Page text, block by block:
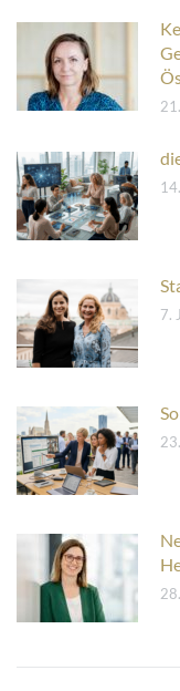
7.